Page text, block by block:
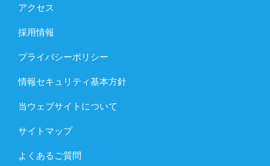
アクセス
採用情報
プライバシーポリシー
情報セキュリティ基本方針
当ウェブサイトについて
サイトマップ
よくあるご質問